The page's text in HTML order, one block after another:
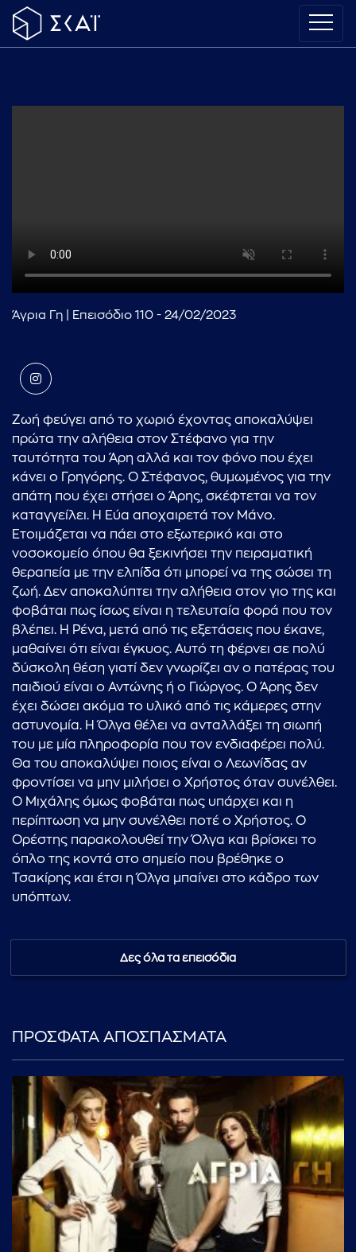
...πληκτρολογήστε κείμενο προς αναζήτηση
Άγρια Γη | Επεισόδιο 110 - 24/02/2023
Ζωή φεύγει από το χωριό έχοντας αποκαλύψει
πρώτα την αλήθεια στον Στέφανο για την
ταυτότητα του Άρη αλλά και τον φόνο που έχει
κάνει ο Γρηγόρης. Ο Στέφανος, θυμωμένος για την
απάτη που έχει στήσει ο Άρης, σκέφτεται να τον
καταγγείλει. Η Εύα αποχαιρετά τον Μάνο.
Ετοιμάζεται να πάει στο εξωτερικό και στο
νοσοκομείο όπου θα ξεκινήσει την πειραματική
θεραπεία με την ελπίδα ότι μπορεί να της σώσει τη
ζωή. Δεν αποκαλύπτει την αλήθεια στον γιο της και
φοβάται πως ίσως είναι η τελευταία φορά που τον
βλέπει. Η Ρένα, μετά από τις εξετάσεις που έκανε,
μαθαίνει ότι είναι έγκυος. Αυτό τη φέρνει σε πολύ
δύσκολη θέση γιατί δεν γνωρίζει αν ο πατέρας του
παιδιού είναι ο Αντώνης ή ο Γιώργος. Ο Άρης δεν
έχει δώσει ακόμα το υλικό από τις κάμερες στην
αστυνομία. Η Όλγα θέλει να ανταλλάξει τη σιωπή
του με μία πληροφορία που τον ενδιαφέρει πολύ.
Θα του αποκαλύψει ποιος είναι ο Λεωνίδας αν
φροντίσει να μην μιλήσει ο Χρήστος όταν συνέλθει.
Ο Μιχάλης όμως φοβάται πως υπάρχει και η
περίπτωση να μην συνέλθει ποτέ ο Χρήστος. Ο
Ορέστης παρακολουθεί την Όλγα και βρίσκει το
όπλο της κοντά στο σημείο που βρέθηκε ο
Τσακίρης και έτσι η Όλγα μπαίνει στο κάδρο των
υπόπτων.
Δες όλα τα επεισόδια
ΠΡΟΣΦΑΤΑ ΑΠΟΣΠΑΣΜΑΤΑ